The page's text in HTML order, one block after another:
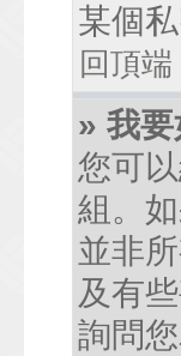
某個
回頂端
» 我
您可
組。
並非
及有
詢問